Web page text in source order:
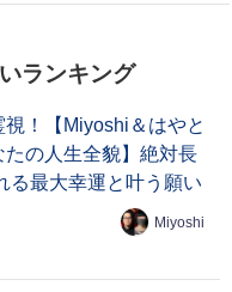
ランキング
！【Miyoshi＆はやと
たの人生全貌】絶対長
る最大幸運と叶う願い
Miyoshi